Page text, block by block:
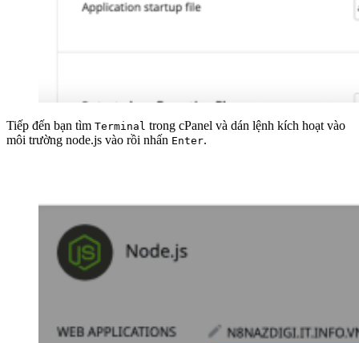
Tiếp đến bạn tìm Terminal trong cPanel và dán lệnh kích hoạt vào
môi trường node.js vào rồi nhấn Enter.